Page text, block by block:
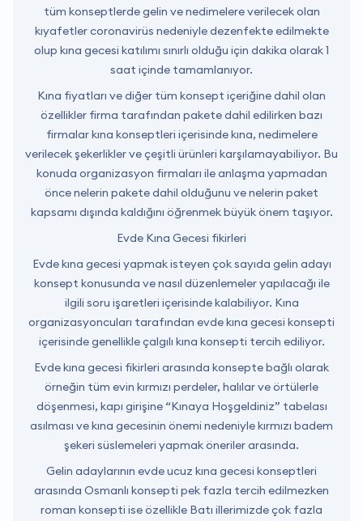
tüm konseptlerde gelin ve nedimelere verilecek olan
kıyafetler coronavirüs nedeniyle dezenfekte edilmekte
olup kına gecesi katılımı sınırlı olduğu için dakika olarak 1
saat içinde tamamlanıyor.
Kına fiyatları ve diğer tüm konsept içeriğine dahil olan
özellikler firma tarafından pakete dahil edilirken bazı
firmalar kına konseptleri içerisinde kına, nedimelere
verilecek şekerlikler ve çeşitli ürünleri karşılamayabiliyor. Bu
konuda organizasyon firmaları ile anlaşma yapmadan
önce nelerin pakete dahil olduğunu ve nelerin paket
kapsamı dışında kaldığını öğrenmek büyük önem taşıyor.
Evde Kına Gecesi fikirleri
Evde kına gecesi yapmak isteyen çok sayıda gelin adayı
konsept konusunda ve nasıl düzenlemeler yapılacağı ile
ilgili soru işaretleri içerisinde kalabiliyor. Kına
organizasyoncuları tarafından evde kına gecesi konsepti
içerisinde genellikle çalgılı kına konsepti tercih ediliyor.
Evde kına gecesi fikirleri arasında konsepte bağlı olarak
örneğin tüm evin kırmızı perdeler, halılar ve örtülerle
döşenmesi, kapı girişine “Kınaya Hoşgeldiniz” tabelası
asılması ve kına gecesinin önemi nedeniyle kırmızı badem
şekeri süslemeleri yapmak öneriler arasında.
Gelin adaylarının evde ucuz kına gecesi konseptleri
arasında Osmanlı konsepti pek fazla tercih edilmezken
roman konsepti ise özellikle Batı illerimizde çok fazla